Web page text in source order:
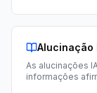
Alucinação
As alucinações
informações